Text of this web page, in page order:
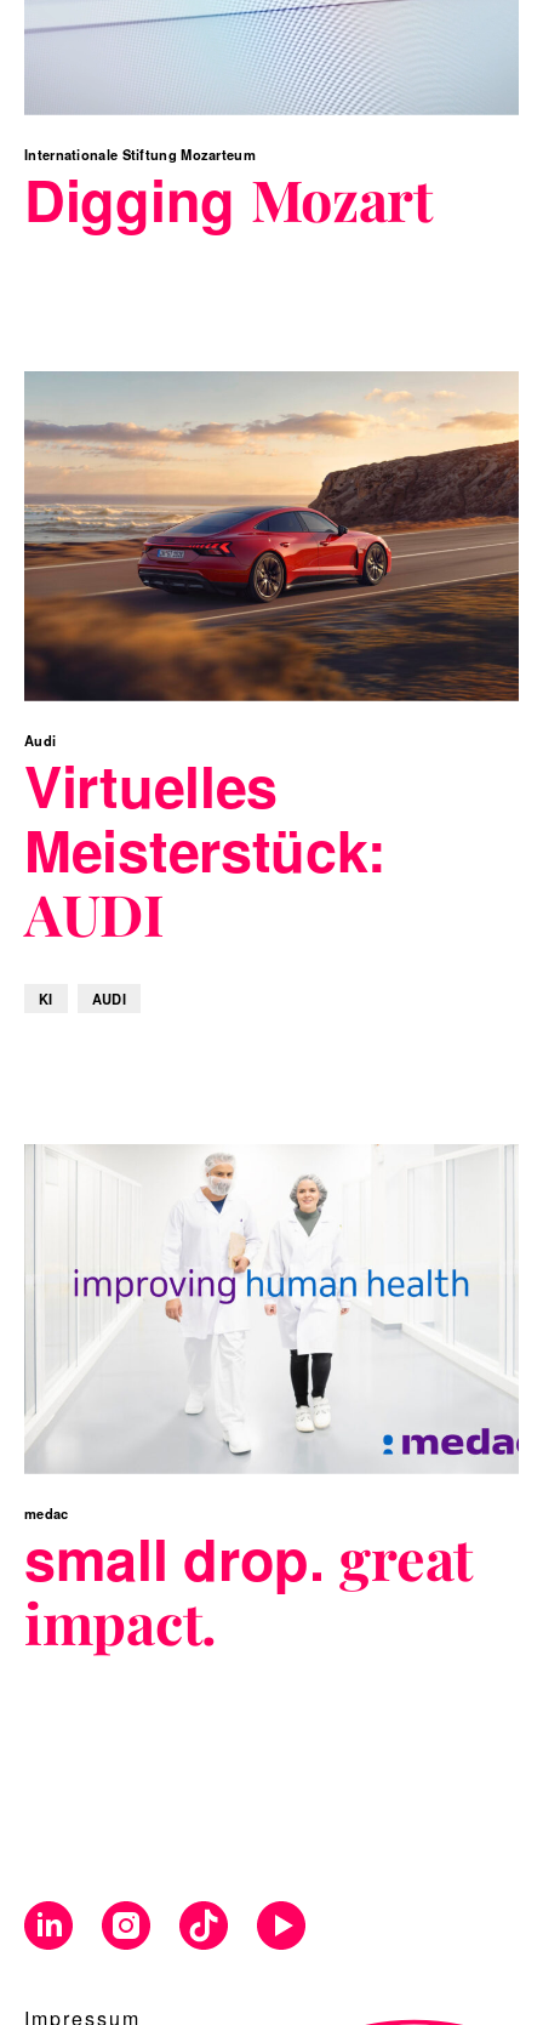
Internationale Stiftung Mozarteum
Digging Mozart
Audi
Virtuelles
Meisterstück:
AUDI
KI AUDI
medac
small drop. great
impact.
Impressum